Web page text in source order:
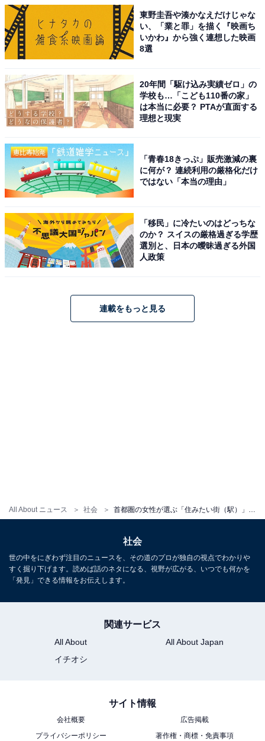
All About ニュース 社会
ています。
＞10位までの全ランキング結果を見る
【おすすめ記事】
・
東京都民が選ぶ「住みたい街（駅）」ランキング！ 2位
・
首都圏の「借りて住みたい街」ランキング！ 3位 柏、2
位 大宮、1位は2年連続の……？ 【2022年最新版】
・
並区」、1位は？【2022年最新版】
東野圭吾や湊かなえだけじゃな
い、「業と罪」を描く『映画ち
いかわ』から強く連想した映画
8選
20年間「駆け込み実績ゼロ」の
学校も…「こども110番の家」
は本当に必要？ PTAが直面する
理想と現実
「青春18きっぷ」販売激減の裏
に何が？ 連続利用の厳格化だけ
ではない「本当の理由」
「移民」に冷たいのはどっちな
のか？ スイスの厳格過ぎる学歴
選別と、日本の曖昧過ぎる外国
人政策
連載をもっと見る
社会
世の中をにぎわず注目のニュースを、その道のプロが独自の視点でわかりや
すく掘り下げます。読めば話のネタになる、視野が広がる、いつでも何かを
「発見」できる情報をお伝えします。
関連サービス
All About
All About Japan
イチオシ
サイト情報
会社概要
広告掲載
プライバシーポリシー
著作権・商標・免責事項